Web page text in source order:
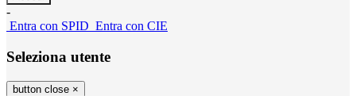
-
Entra con SPID Entra con CIE
Seleziona utente
button close ×